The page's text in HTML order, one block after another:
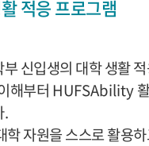
적응 프로그램
신입생의 대학 생활
해부터 HUFSAbility
.
학 자원을 스스로 활용